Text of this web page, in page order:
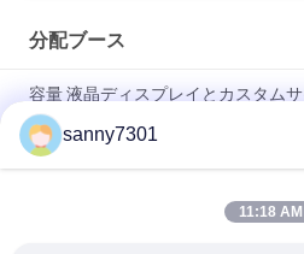
分配ブース
容量 液晶ディスプレイとカスタム
ブース
タッチスクリーン ステンレス スタ
sanny7301
11:18 AM